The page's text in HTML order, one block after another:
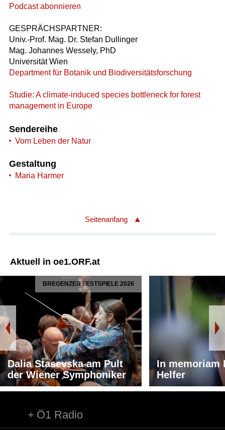
Podcast abonnieren
GESPRÄCHSPARTNER:
Univ.-Prof. Mag. Dr. Stefan Dullinger
Mag. Johannes Wessely, PhD
Universität Wien
Department für Botanik und Biodiversitätsforschung
Studie: A climate-induced species bottleneck for forest
management in Europe
Sendereihe
Vom Leben der Natur
Gestaltung
Maria Harmer
Seitenanfang
Aktuell in oe1.ORF.at
BREGENZER FESTSPIELE 2026
Dalia Stasevska am Pult
der Wiener Symphoniker
In memoriam
Helfer
Ö1 Radio